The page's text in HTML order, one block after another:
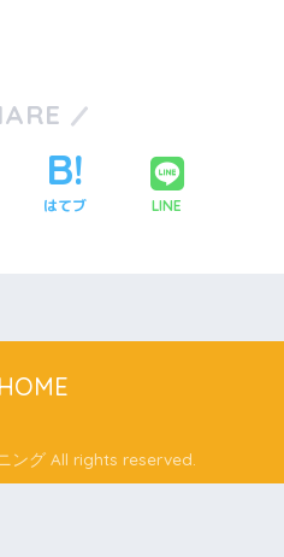
はてブ LINE
ング All rights reserved.